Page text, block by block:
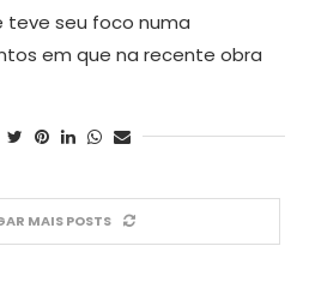
teve seu foco numa
em que na recente obra
MAIS POSTS